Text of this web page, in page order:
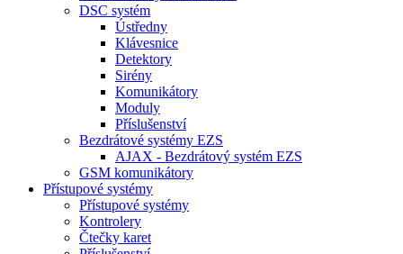
DSC systém
Ústředny
Klávesnice
Detektory
Sirény
Komunikátory
Moduly
Příslušenství
Bezdrátové systémy EZS
AJAX - Bezdrátový systém EZS
GSM komunikátory
Přístupové systémy
Přístupové systémy
Kontrolery
Čtečky karet